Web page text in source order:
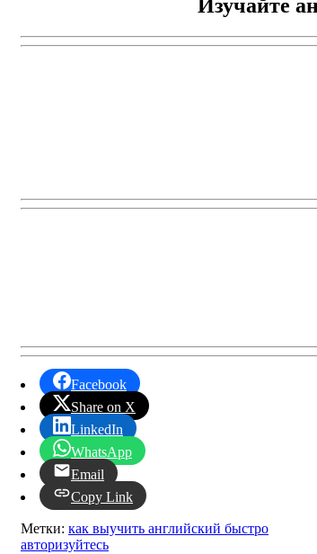
Изучайте
Facebook
Share on X
LinkedIn
WhatsApp
Email
Copy Link
Метки: как выучить английский быстро
авторизуйтесь